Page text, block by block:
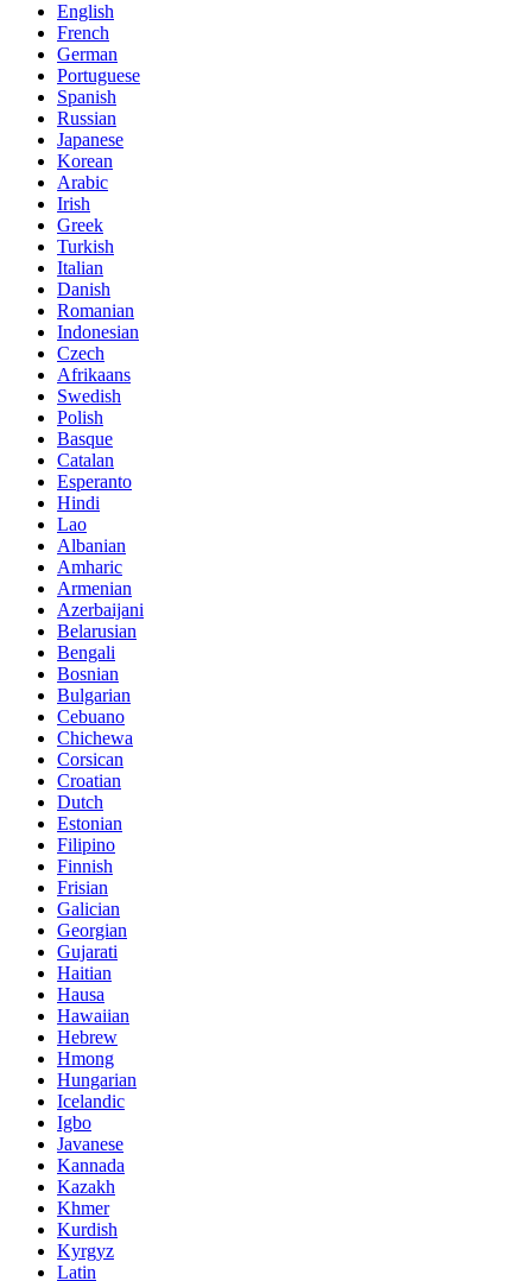
English
French
German
Portuguese
Spanish
Russian
Japanese
Korean
Arabic
Irish
Greek
Turkish
Italian
Danish
Romanian
Indonesian
Czech
Afrikaans
Swedish
Polish
Basque
Catalan
Esperanto
Hindi
Lao
Albanian
Amharic
Armenian
Azerbaijani
Belarusian
Bengali
Bosnian
Bulgarian
Cebuano
Chichewa
Corsican
Croatian
Dutch
Estonian
Filipino
Finnish
Frisian
Galician
Georgian
Gujarati
Haitian
Hausa
Hawaiian
Hebrew
Hmong
Hungarian
Icelandic
Igbo
Javanese
Kannada
Kazakh
Khmer
Kurdish
Kyrgyz
Latin